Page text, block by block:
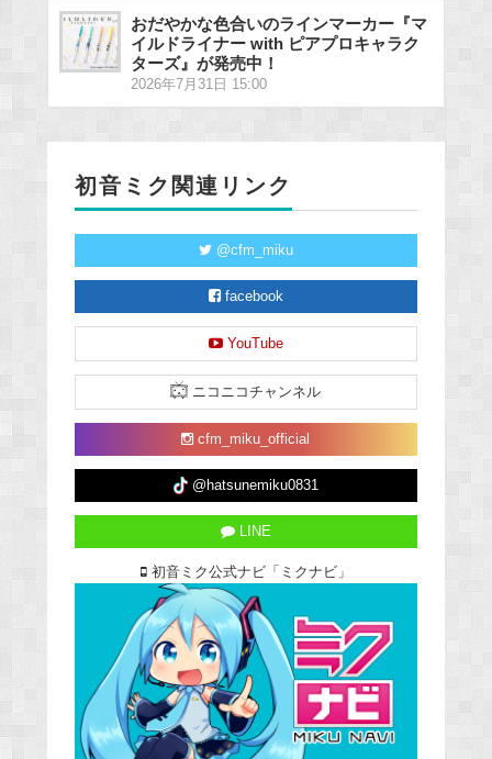
おだやかな色合いのラインマーカー『マ
イルドライナー with ピアプロキャラク
ターズ』が発売中！
2026年7月31日 15:00
初音ミク関連リンク
@cfm_miku
facebook
YouTube
ニコニコチャンネル
cfm_miku_official
@hatsunemiku0831
LINE
初音ミク公式ナビ「ミクナビ」